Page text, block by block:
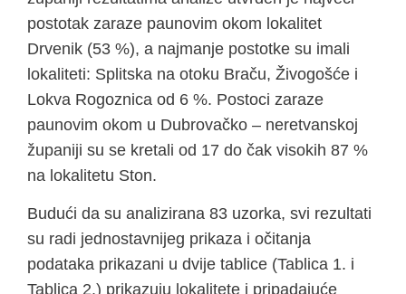
postotak zaraze paunovim okom lokalitet
Drvenik (53 %), a najmanje postotke su imali
lokaliteti: Splitska na otoku Braču, Živogošće i
Lokva Rogoznica od 6 %. Postoci zaraze
paunovim okom u Dubrovačko – neretvanskoj
županiji su se kretali od 17 do čak visokih 87 %
na lokalitetu Ston.
Budući da su analizirana 83 uzorka, svi rezultati
su radi jednostavnijeg prikaza i očitanja
podataka prikazani u dvije tablice (Tablica 1. i
Tablica 2.) prikazuju lokalitete i pripadajuće